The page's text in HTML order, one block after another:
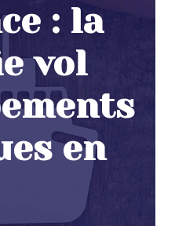
: la
vol
en